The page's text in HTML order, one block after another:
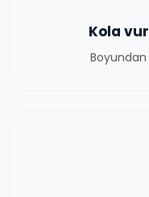
Kola
Boyundan